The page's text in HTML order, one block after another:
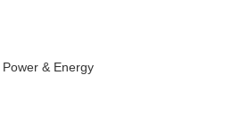
& Energy